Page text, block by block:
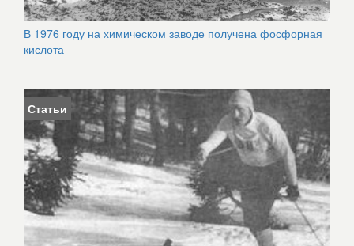
В 1976 году на химическом заводе получена фосфорная
кислота
Статьи